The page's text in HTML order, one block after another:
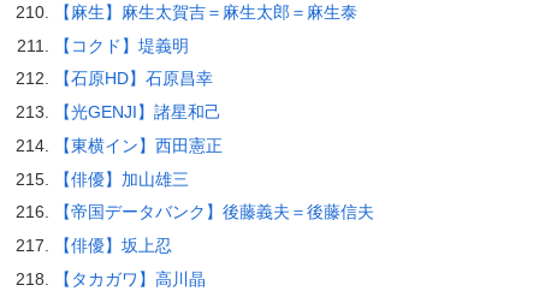
【麻生】麻生太賀吉＝麻生太郎＝麻生泰
【コクド】堤義明
【石原HD】石原昌幸
【光GENJI】諸星和己
【東横イン】西田憲正
【俳優】加山雄三
【帝国データバンク】後藤義夫＝後藤信夫
【俳優】坂上忍
【タカガワ】高川晶